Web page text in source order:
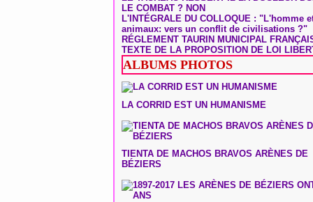
LE COMBAT ? NON
L'INTÉGRALE DU COLLOQUE : "L'homme
animaux: vers un conflit de civilisations ?"
RÉGLEMENT TAURIN MUNICIPAL
TEXTE DE LA PROPOSITION DE LOI
ALBUMS PHOTOS
LA CORRID EST UN HUMANISME
TIENTA DE MACHOS BRAVOS ARÈNES DE
BÉZIERS